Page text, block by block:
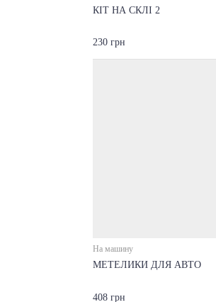
КІТ НА СКЛІ 2
230 грн
На машину
МЕТЕЛИКИ ДЛЯ АВТО
408 грн